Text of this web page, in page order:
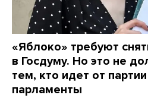
«Яблоко» требуют
в Госдуму. Но это не
тем, кто идет от
парламенты